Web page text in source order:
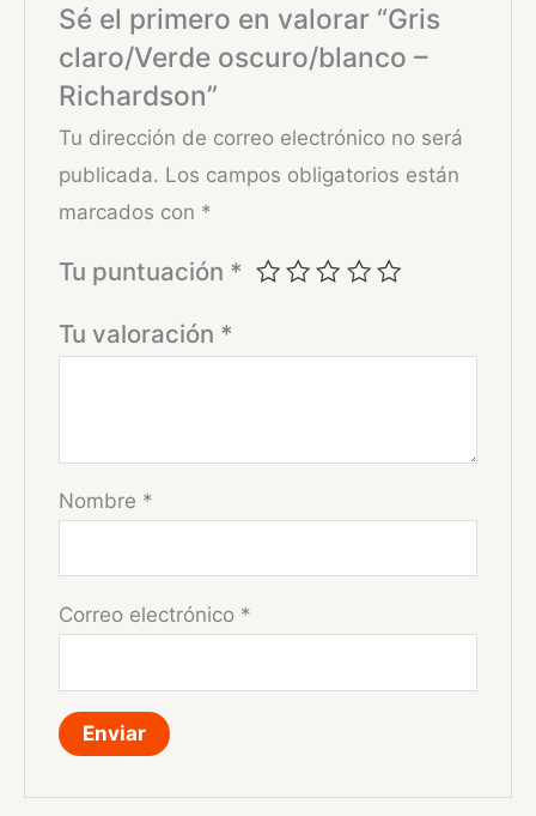
Sé el primero en valorar “Gris
claro/Verde oscuro/blanco –
Richardson”
Tu dirección de correo electrónico no será
publicada. Los campos obligatorios están
marcados con *
Tu puntuación *
Tu valoración *
Nombre *
Correo electrónico *